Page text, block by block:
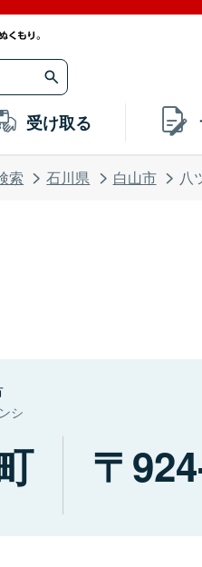
受け取る
索 石川県 白山市 八
シ